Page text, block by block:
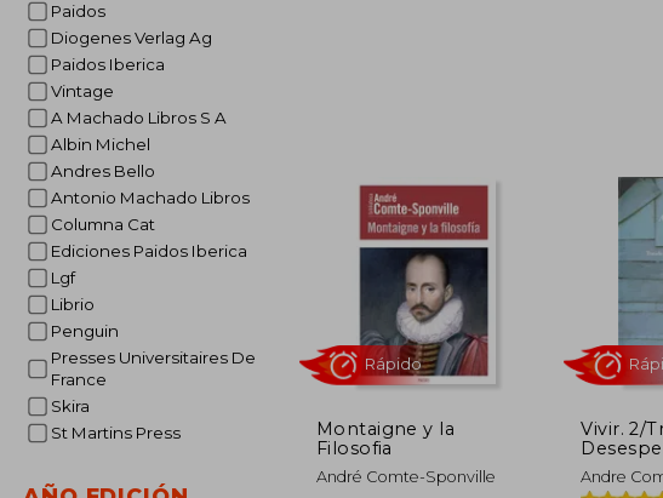
Paidos
Diogenes Verlag Ag
Paidos Iberica
Vintage
A Machado Libros S A
Albin Michel
Andres Bello
Antonio Machado Libros
Columna Cat
Ediciones Paidos Iberica
Lgf
Librio
Penguin
Presses Universitaires De
France
Skira
St Martins Press
Montaigne y la
Filosofia
André Comte-Sponville
Vivir. 2/
Felicidad
Andre